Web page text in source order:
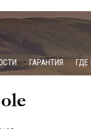
ГАРАНТИЯ ГДЕ